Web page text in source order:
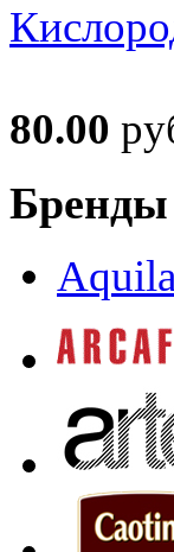
80.00
Бренды